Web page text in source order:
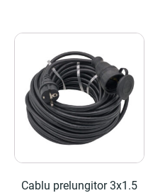
Cablu prelungitor 3x1.5